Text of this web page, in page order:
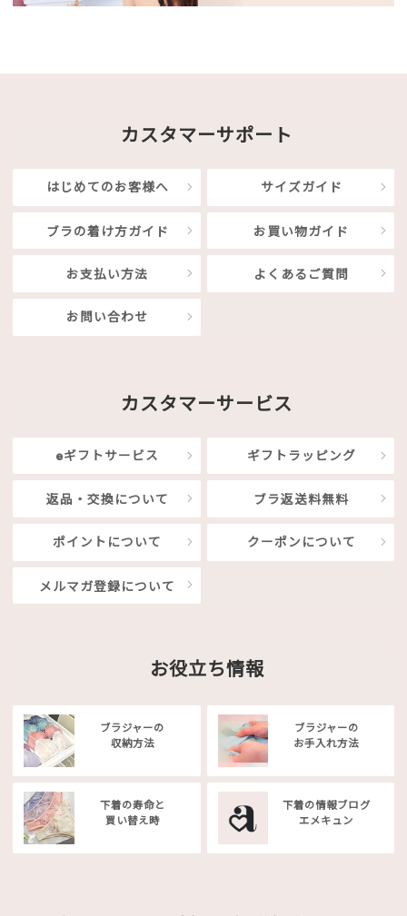
カスタマーサポート
はじめてのお客様へ サイズガイド
ブラの着け方ガイド お買い物ガイド
お支払い方法 よくあるご質問
お問い合わせ
カスタマーサービス
eギフトサービス ギフトラッピング
返品・交換について ブラ返送料無料
ポイントについて クーポンについて
メルマガ登録について
お役立ち情報
ブラジャーの
収納方法
ブラジャーの
お手入れ方法
下着の寿命と
買い替え時
下着の情報ブログ
エメキュン